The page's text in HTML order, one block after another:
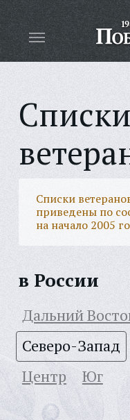
Списки
Списки
приведены по
на начало 2005
в России
Дальний
Северо-Запад
Центр
Юг